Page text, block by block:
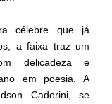
célebre que já
a faixa traz um
delicadeza e
em poesia. A
Cadorini, se